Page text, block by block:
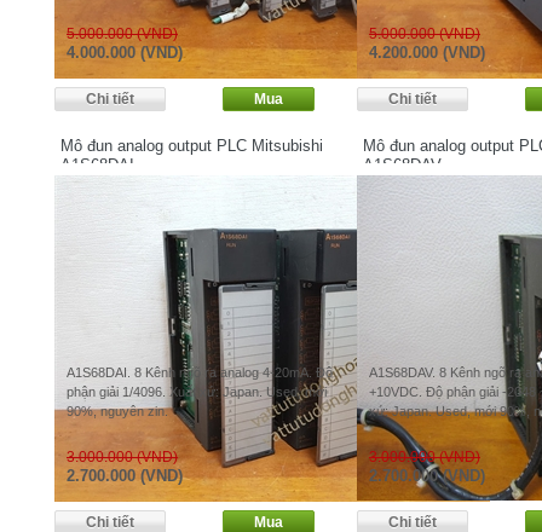
5.000.000 (VND)
4.000.000 (VND)
5.000.000 (VND)
4.200.000 (VND)
Mô đun analog output PLC Mitsubishi
A1S68DAI
A1S68DAI. 8 Kênh ngõ ra analog 4-20mA. Độ
phận giải 1/4096. Xuất xứ: Japan. Used, mới
90%, nguyên zin.
3.000.000 (VND)
2.700.000 (VND)
Mô đun analog output
A1S68DAV
A1S68DAV. 8 Kênh ngõ ra
+10VDC. Độ phận giải -2048
xứ: Japan. Used, mới 90%,
3.000.000 (VND)
2.700.000 (VND)